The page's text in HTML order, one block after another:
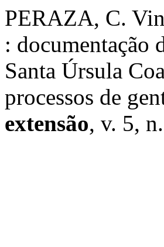
PERAZA, C.
: documentação
Santa Úrsula
processos de
extensão, v. 5,